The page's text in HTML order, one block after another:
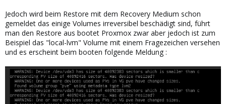
Jedoch wird beim Restore mit dem Recovery Medium schon
gemeldet das einige Volumes irreversibel beschädigt sind, führt
man den Restore aus bootet Proxmox zwar aber jedoch ist zum
Beispiel das "local-lvm" Volume mit einem Fragezeichen versehen
und es erscheint beim booten folgende Meldung :